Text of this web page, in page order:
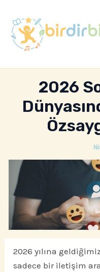
atla
2026
2026 yılına
sadece bir iletişim